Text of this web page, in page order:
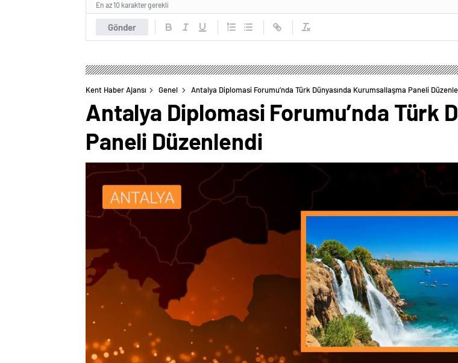
Gönder
En az 10 karakter gerekli
Kent Haber Ajansı Genel Antalya Diplomasi Forumu’nda Türk Dünyasında Kurumsallaşma Paneli
Antalya Diplomasi Forumu’nda Türk
Paneli Düzenlendi